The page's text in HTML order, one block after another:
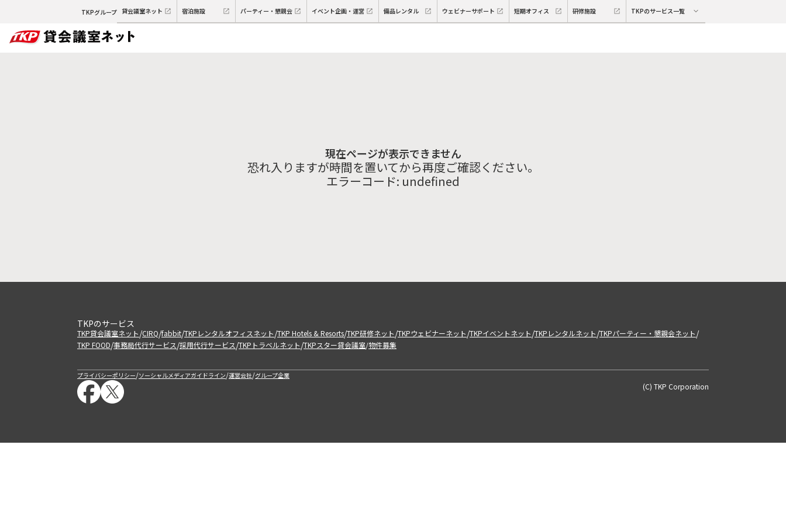
TKPグループ 貸会議室ネット 宿泊施設 パーティー・懇親会 イベント企画・運営 備品レンタル ウェビナーサポート 短期オフィス 研修施設 TKPのサービス一覧
現在ページが表示できません
恐れ入りますが時間を置いてから再度ご確認ください。
エラーコード: undefined
TKPのサービス
TKP貸会議室ネット/CIRQ/fabbit/TKPレンタルオフィスネット/TKP Hotels & Resorts/TKP研修ネット/TKPウェビナーネット/TKPイベントネット/TKPレンタルネット/TKPパーティー・懇親会ネット/
TKP FOOD/事務局代行サービス/採用代行サービス/TKPトラベルネット/TKPスター貸会議室/物件募集
プライバシーポリシー/ソーシャルメディアガイドライン/運営会社/グループ企業
(C) TKP Corporation